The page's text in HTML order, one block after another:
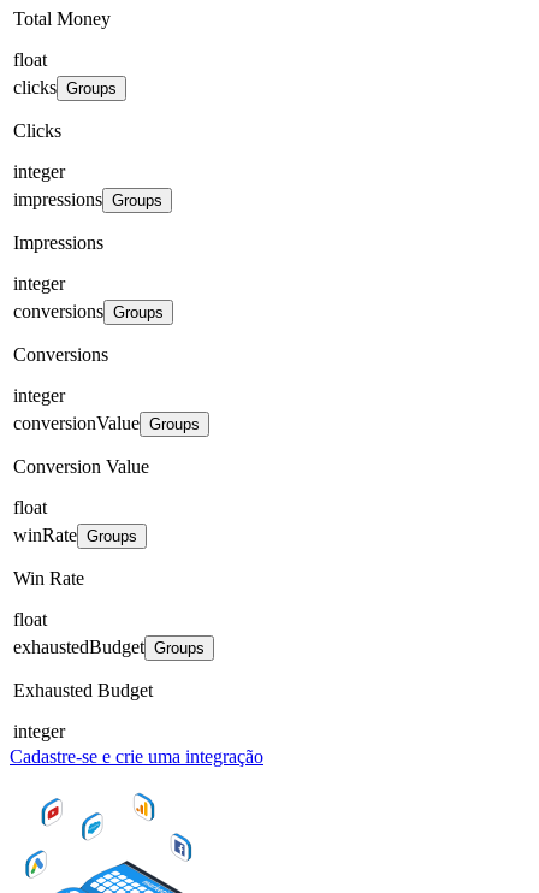
Total Money
float
clicks Groups
Clicks
integer
impressions Groups
Impressions
integer
conversions Groups
Conversions
integer
conversionValue Groups
Conversion Value
float
winRate Groups
Win Rate
float
exhaustedBudget Groups
Exhausted Budget
integer
Cadastre-se e crie uma integração